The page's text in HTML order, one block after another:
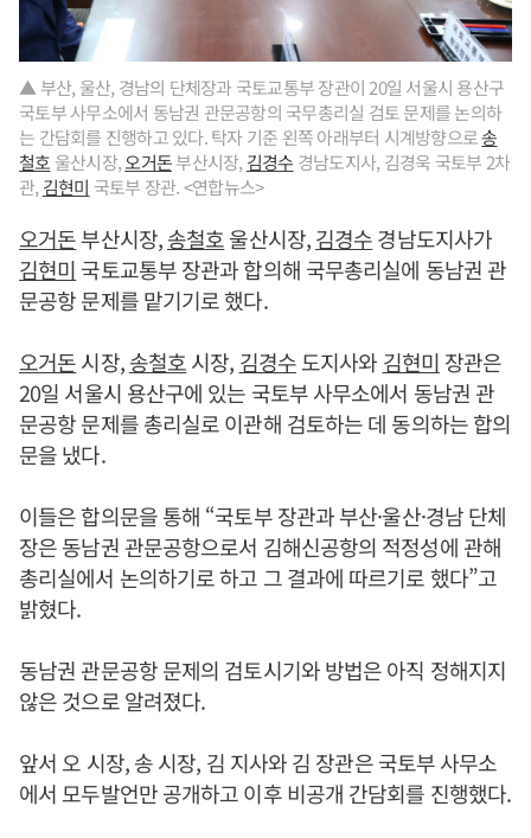
▲ 부산, 울산, 경남의 단체장과 국토교통부 장관이 20일 서울시 용산구
국토부 사무소에서 동남권 관문공항의 국무총리실 검토 문제를 논의하
는 간담회를 진행하고 있다. 탁자 기준 왼쪽 아래부터 시계방향으로송
철호 울산시장,오거돈부산시장, 김경수 경남도지사, 김경욱 국토부 2차
관, 김현미 국토부 장관. <연합뉴스>
오거돈부산시장,송철호울산시장,김경수경남도지사가
김현미 국토교통부 장관과 합의해 국무총리실에 동남권 관
문공항 문제를 맡기기로 했다.
오거돈시장,송철호시장, 김경수도지사와 김현미 장관은
20일 서울시 용산구에 있는 국토부 사무소에서 동남권 관
문공항 문제를 총리실로 이관해 검토하는 데 동의하는 합의
문을 냈다.
이들은 합의문을 통해 “국토부 장관과 부산·울산·경남 단체
장은 동남권 관문공항으로서 김해신공항의 적정성에 관해
총리실에서 논의하기로 하고 그 결과에 따르기로 했다”고
밝혔다.
동남권 관문공항 문제의 검토시기와 방법은 아직 정해지지
않은 것으로 알려졌다.
앞서 오 시장, 송 시장, 김 지사와 김 장관은 국토부 사무소
에서 모두발언만 공개하고 이후 비공개 간담회를 진행했다.